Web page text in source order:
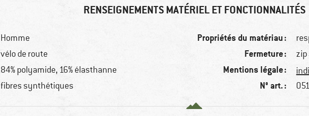
RENSEIGNEMENTS MATÉRIEL ET FONCTIONNALITÉS
Homme
vélo de route
84% polyamide, 16% élasthanne
fibres synthétiques
Propriétés du matériau :
Fermeture : zip
Mentions légale :
N° art. :